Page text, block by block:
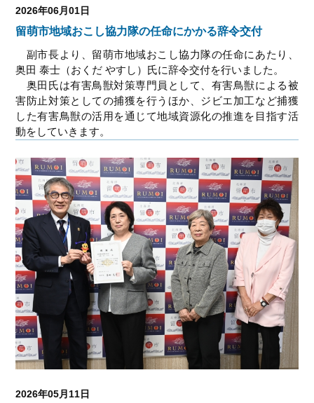
2026年06月01日
留萌市地域おこし協力隊の任命にかかる辞令交付
副市長より、留萌市地域おこし協力隊の任命にあたり、
奥田 泰士（おくだ やすし）氏に辞令交付を行いました。
奥田氏は有害鳥獣対策専門員として、有害鳥獣による被
害防止対策としての捕獲を行うほか、ジビエ加工など捕獲
した有害鳥獣の活用を通じて地域資源化の推進を目指す活
動をしていきます。
2026年05月11日